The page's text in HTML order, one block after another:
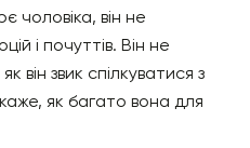
чоловіка, він не
і почуттів. Він не
він звик спілкуватися з
як багато вона для